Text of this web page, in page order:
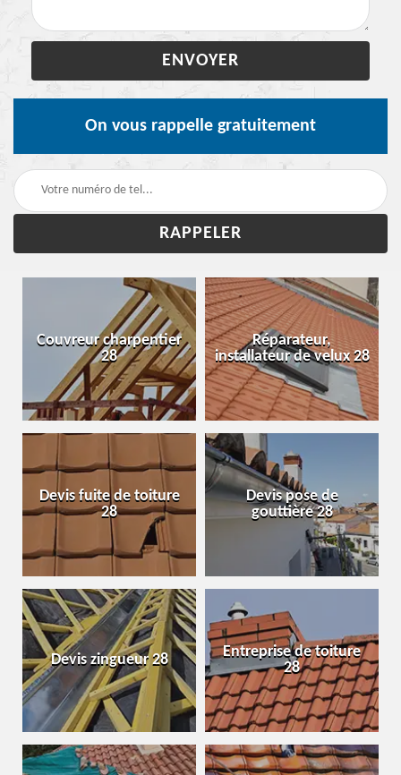
On vous rappelle gratuitement
Couvreur charpentier
28
Réparateur,
installateur de velux 28
Devis fuite de toiture
28
Devis pose de
gouttière 28
Devis zingueur 28
Entreprise de toiture
28